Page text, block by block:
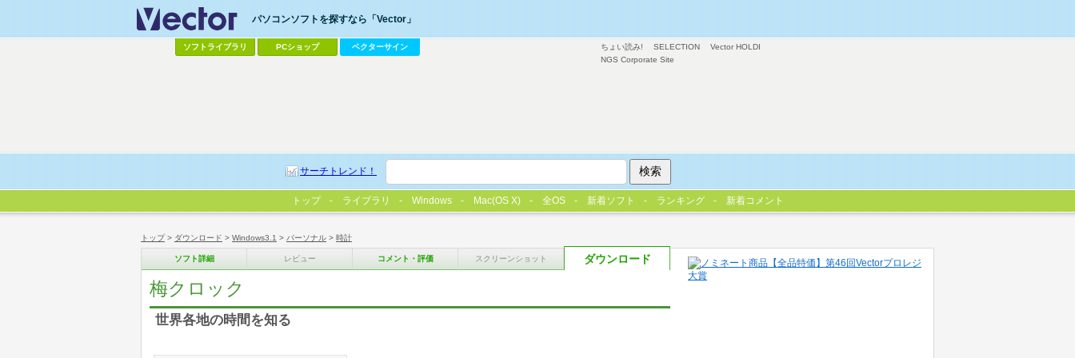
トップ> ダウンロード > Windows3.1 > パーソナル > 時計
ソフト詳細 レビュー コメント・評価 スクリーンショット ダウンロード
梅クロック
世界各地の時間を知る
ちょい読み! SELECTION
Vector HOLDI
NGS Corporate Site
パソコンソフトを探すなら「Vector」
ソフトライブラリ PCショップ ベクターサイン
サーチトレンド！
トップ ライブラリ Windows Mac(OS X) 全OS 新着ソフト ランキング 新着コメント